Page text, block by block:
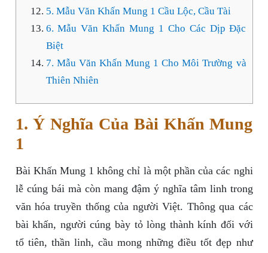
5. Mẫu Văn Khấn Mung 1 Cầu Lộc, Cầu Tài
6. Mẫu Văn Khấn Mung 1 Cho Các Dịp Đặc
Biệt
7. Mẫu Văn Khấn Mung 1 Cho Môi Trường và
Thiên Nhiên
1. Ý Nghĩa Của Bài Khấn Mung
1
Bài Khấn Mung 1 không chỉ là một phần của các nghi
lễ cúng bái mà còn mang đậm ý nghĩa tâm linh trong
văn hóa truyền thống của người Việt. Thông qua các
bài khấn, người cúng bày tỏ lòng thành kính đối với
tổ tiên, thần linh, cầu mong những điều tốt đẹp như